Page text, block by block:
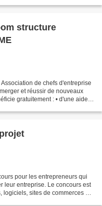
structure
de chefs d'entreprise
et réussir de nouveaux
gratuitement : • d'une aide à
pour les entrepreneurs qui
leur entreprise. Le concours est
logiciels, sites de commerces en